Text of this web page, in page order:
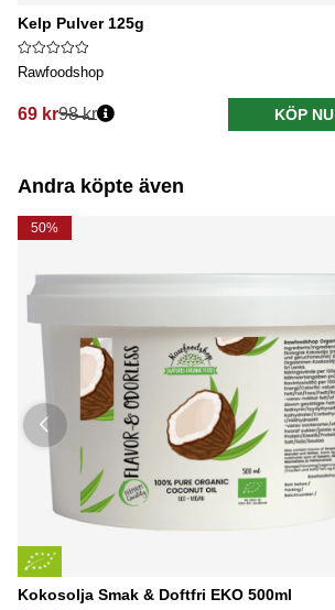
Kelp Pulver 125g
Rawfoodshop
69 kr
Ordinarie pris:
98 kr KÖP NU
Andra köpte även
50%
Kokosolja Smak & Doftfri EKO 500ml